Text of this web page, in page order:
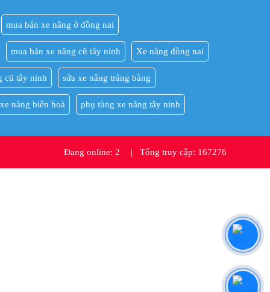
mua bán xe nâng ở đồng nai
mua bán xe nâng cũ tây ninh Xe nâng đồng nai
cũ tây ninh sửa xe nâng trảng bàng
nâng biên hoà phụ tùng xe nâng tây ninh
Đang online: 2 | Tổng truy cập: 167276